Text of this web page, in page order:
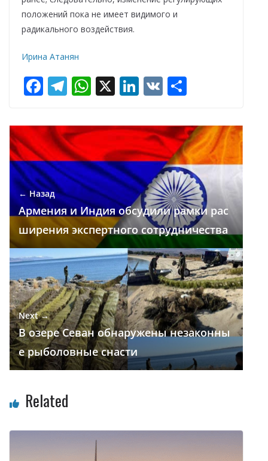
положений пока не имеет видимого и
радикального воздействия.
Ирина Атанян
F
e
b
o
o
k
T
e
gr
a
m
W
at
A
p
p
X Li
k
e
dI
n
V
п
р
а
в
и
т
ь
← Назад
Армения и Индия обсудили рамки рас
ширения экспертного сотрудничества
Next →
В озере Севан обнаружены незаконны
е рыболовные снасти
Related